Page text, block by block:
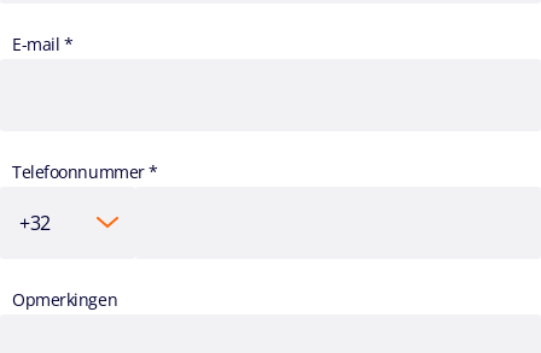
E-mail *
Telefoonnummer *
Opmerkingen